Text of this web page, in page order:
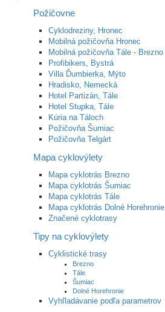
Požičovne
Cyklodreziny, Hronec
Mobilná požičovňa Hronec
Mobilná požičovňa Tále - Brezno
Profibikers, Bystrá
Villa Ďumbierka, Mýto
Hradisko, Nemecká
Hotel Partizán, Tále
Hotel Stupka, Tále
Kúria na Táloch
Požičovňa Šumiac
Požičovňa Telgárt
Mapa cyklovýlety
Mapa cyklotrás Brezno
Mapa cyklotrás Šumiac
Mapa cyklotrás Tále
Mapa cyklotrás Dolné Horehronie
Značené cyklotrasy
Tipy na cyklovýlety
Cyklistické trasy
Brezno
Tále
Šumiac
Dolné Horehronie
Vyhľladávanie podľa parametrov